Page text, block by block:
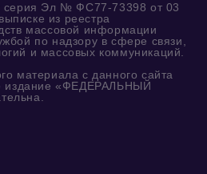
серия Эл № ФС77-73398 от 03
из реестра
массовой информации
по надзору в сфере связи,
и массовых коммуникаций.
материала с данного сайта
издание «ФЕДЕРАЛЬНЫЙ